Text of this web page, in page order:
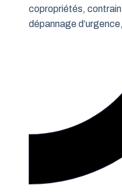
copropriétés,
dépannage